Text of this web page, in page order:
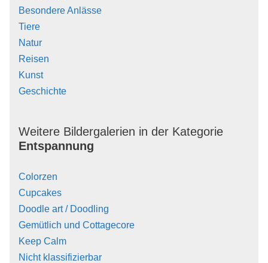
Besondere Anlässe
Tiere
Natur
Reisen
Kunst
Geschichte
Weitere Bildergalerien in der Kategorie
Entspannung
Colorzen
Cupcakes
Doodle art / Doodling
Gemütlich und Cottagecore
Keep Calm
Nicht klassifizierbar